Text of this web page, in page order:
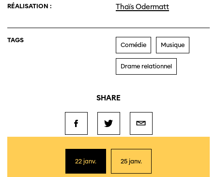
RÉALISATION : Thaïs Odermatt
TAGS
Comédie Musique
Drame relationnel
SHARE
22 janv. 25 janv.